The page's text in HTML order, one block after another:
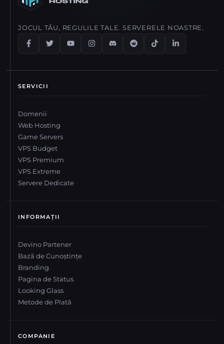
JOCUL TĂU, REGULILE TALE. SERVERELE NOASTRE.
SERVICII
Domenii
Web Hosting
Game Servers
VPS Budget
VPS Premium
VPS Extreme
Servere Dedicate
INFORMAȚII
Devino Partener
Bază de Cunoștințe
Branding
Pagina de Status
Looking Glass
Metode de Plată
COMPANIE